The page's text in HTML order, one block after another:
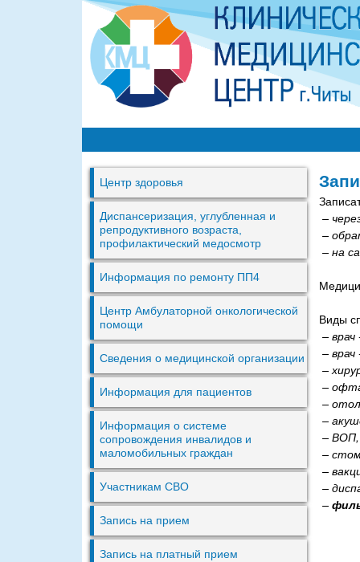
М
Ц
Ч
и
ы
–
–
– на
Виды
–
–
–
–
–
–
– ВОП,
–
–
–
–
Центр здоровья
Диспансеризация, углубленная и
репродуктивного возраста,
профилактический медосмотр
Информация по ремонту ПП4
Центр Амбулаторной онкологической
помощи
Сведения о медицинской организации
Информация для пациентов
Информация о системе
сопровождения инвалидов и
маломобильных граждан
Участникам СВО
Запись на прием
Запись на платный прием